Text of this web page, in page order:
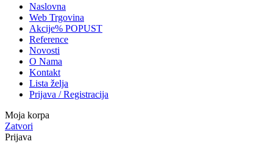
Naslovna
Web Trgovina
Akcije% POPUST
Reference
Novosti
O Nama
Kontakt
Lista želja
Prijava / Registracija
Moja korpa
Zatvori
Prijava